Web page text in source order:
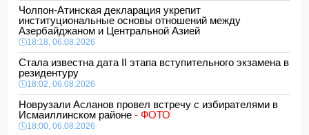
Чолпон-Атинская декларация укрепит
институциональные основы отношений между
Азербайджаном и Центральной Азией
18:18, 06.08.2026
Стала известна дата II этапа вступительного экзамена в
резидентуру
18:02, 06.08.2026
Новрузали Асланов провел встречу с избирателями в
Исмаиллинском районе - ФОТО
18:00, 06.08.2026